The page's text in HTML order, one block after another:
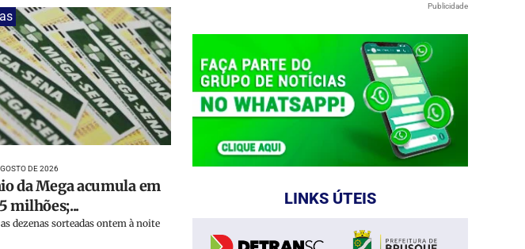
DE 2026
da Mega acumula em
milhões;...
dezenas sorteadas ontem à noite
Publicidade
LINKS ÚTEIS